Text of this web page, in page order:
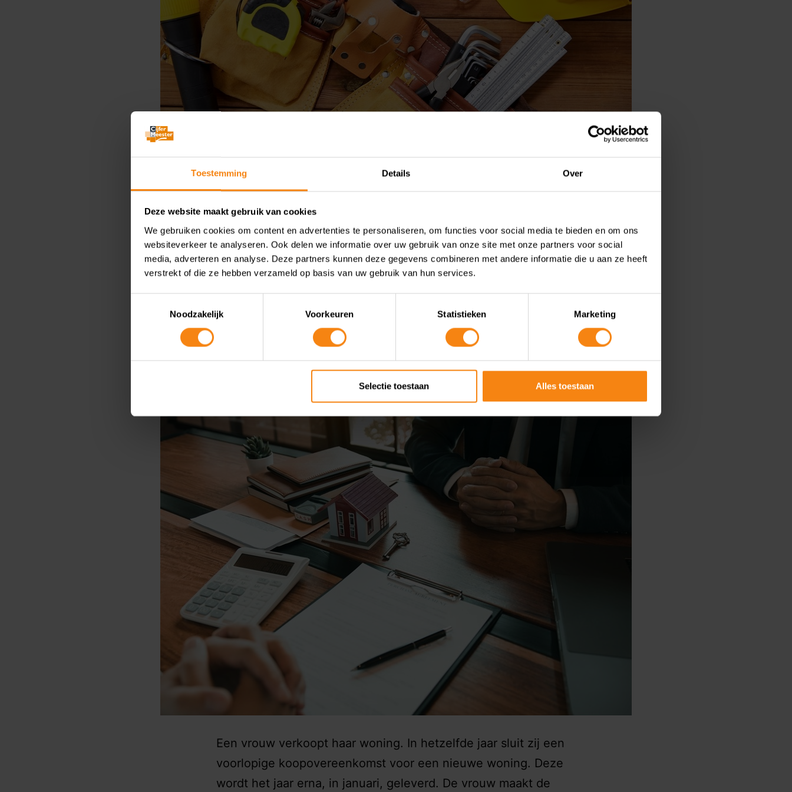
Toestemming Details Over
Deze website maakt gebruik van cookies
We gebruiken cookies om content en advertenties te personaliseren, om functies voor social media te bieden en om ons
websiteverkeer te analyseren. Ook delen we informatie over uw gebruik van onze site met onze partners voor social
media, adverteren en analyse. Deze partners kunnen deze gegevens combineren met andere informatie die u aan ze heeft
verstrekt of die ze hebben verzameld op basis van uw gebruik van hun services.
Noodzakelijk
Voorkeuren Statistieken Marketing
Selectie toestaan Alles toestaan
Een bv drijft een uitzendbureau en een klussenbedrijf. De enige
aandeelhouder is een vrouw, die samen met haar partner
bestuurder is. De bv heeft twee vorderingen die zij in 2020 wil
afwaarderen. De eerste vordering van ruim € 74.000 betreft de
PublishedAugust 6, 2026
Categorized as
Kennis
Koopovereenkomst nieuwe
woning geen box 3-schuld
Een vrouw verkoopt haar woning. In hetzelfde jaar sluit zij een
voorlopige koopovereenkomst voor een nieuwe woning. Deze
wordt het jaar erna, in januari, geleverd. De vrouw maakt de